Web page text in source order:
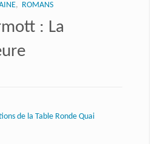
, ROMANS
: La
de la Table Ronde Quai